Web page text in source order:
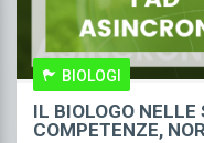
BIOLOGI
IL BIOLOGO
COMPETENZE,